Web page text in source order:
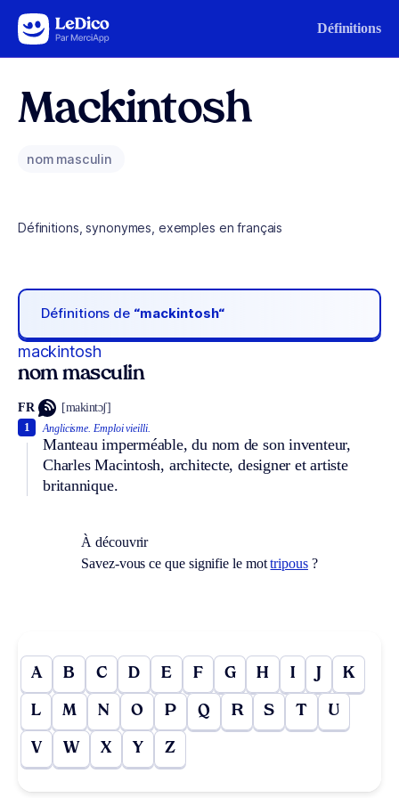
Aller au contenu Définitions
Mackintosh
nom masculin
Définitions, synonymes, exemples en français
Définitions de “mackintosh“
mackintosh
nom masculin
FR [makintɔʃ]
Anglicisme. Emploi vieilli.
Manteau imperméable, du nom de son inventeur,
Charles Macintosh, architecte, designer et artiste
britannique.
1
À découvrir
Savez-vous ce que signifie le mottripous?
A B C D E F G H I J K
L M N O P Q R S T U
V W X Y Z